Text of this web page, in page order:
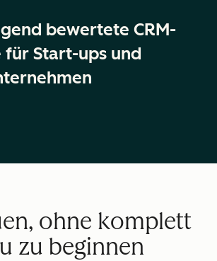
bewertete CRM-
für Start-ups und
ohne komplett
zu beginnen